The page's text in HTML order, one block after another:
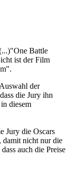
Battle
ist der Film
der
die Jury ihn
diesem
Jury die Oscars
damit nicht nur die
auch die Preise